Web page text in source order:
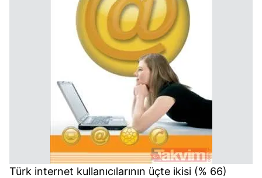
Türk internet kullanıcılarının üçte ikisi (% 66)